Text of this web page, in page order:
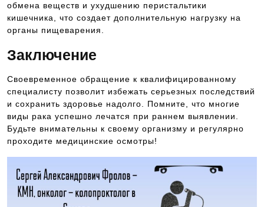
обмена веществ и ухудшению перистальтики
кишечника, что создает дополнительную нагрузку на
органы пищеварения.
Заключение
Своевременное обращение к квалифицированному
специалисту позволит избежать серьезных последствий
и сохранить здоровье надолго. Помните, что многие
виды рака успешно лечатся при раннем выявлении.
Будьте внимательны к своему организму и регулярно
проходите медицинские осмотры!